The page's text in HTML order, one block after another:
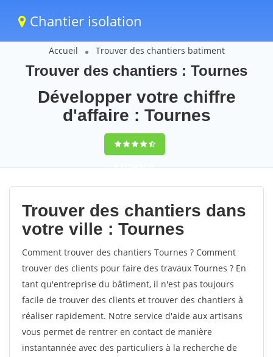
Chantier isolation
Accueil Trouver des chantiers batiment
Trouver des chantiers : Tournes
Développer votre chiffre
d'affaire : Tournes
9,5(100%)59
votes
Trouver des chantiers dans
votre ville : Tournes
Comment trouver des chantiers Tournes ? Comment
trouver des clients pour faire des travaux Tournes ? En
tant qu'entreprise du bâtiment, il n'est pas toujours
facile de trouver des clients et trouver des chantiers à
réaliser rapidement. Notre service d'aide aux artisans
vous permet de rentrer en contact de manière
instantannée avec des particuliers à la recherche de